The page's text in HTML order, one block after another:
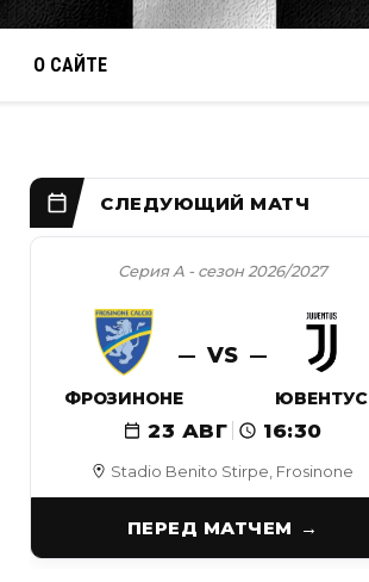
О САЙТЕ
Stadio Benito Stirpe, Frosinone
Серия А - сезон 2026/2027
ФРОЗИНОНЕ
VS
ЮВЕНТУС
23 АВГ 16:30
ПЕРЕД МАТЧЕМ